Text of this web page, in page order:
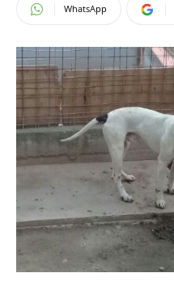
WhatsApp